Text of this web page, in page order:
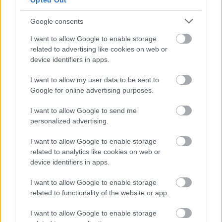
Google consents
I want to allow Google to enable storage
related to advertising like cookies on web or
device identifiers in apps.
I want to allow my user data to be sent to
Google for online advertising purposes.
I want to allow Google to send me
personalized advertising.
I want to allow Google to enable storage
related to analytics like cookies on web or
device identifiers in apps.
I want to allow Google to enable storage
related to functionality of the website or app.
I want to allow Google to enable storage
pokreće veliki dio javnog interneta, a ova web
stranica nije iznimka, doista je implementirana u
Najnoviji postovi u ovoj kategoriji i njenim
potkategorijama:
Kako postaviti zasebne PHP-FPM
Objavljeno u NGINX15. veljače 2025. u 11:55:31 UTC
U ovom članku prolazim kroz korake
FPM pool-ova i povezivanje NGINX-a s njima
putem FastCGI-ja, što omogućuje odvajanje
procesa i izolaciju između virtualnih hostova.
Brisanje NGINX predmemorije stavlja
kritične pogreške prekida veze u